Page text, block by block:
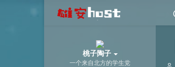
桃子陶子
一个来自北方的学生党